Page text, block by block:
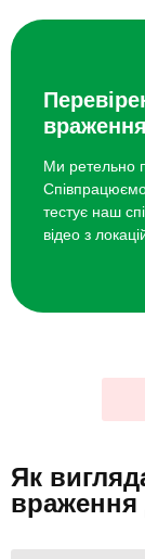
враження
Ми ретельно
тестує наш
відео з
Як
враження